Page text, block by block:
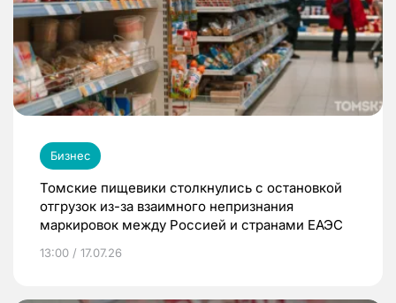
Бизнес
Томские пищевики столкнулись с остановкой
отгрузок из-за взаимного непризнания
маркировок между Россией и странами ЕАЭС
13:00 / 17.07.26